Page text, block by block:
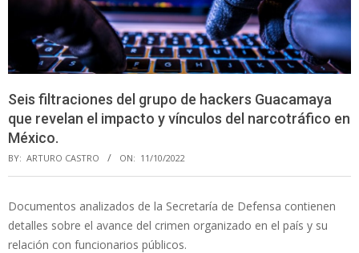
Seis filtraciones del grupo de hackers Guacamaya
que revelan el impacto y vínculos del narcotráfico en
México.
BY: ARTURO CASTRO ON: 11/10/2022
Documentos analizados de la Secretaría de Defensa contienen
detalles sobre el avance del crimen organizado en el país y su
relación con funcionarios públicos.